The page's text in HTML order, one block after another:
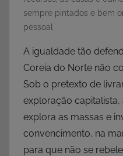
sempre pintados e bem
pessoal
A igualdade tão
Coreia do Norte não
Sob o pretexto de
exploração capitalista,
explora as massas e
convencimento, na
para que não se